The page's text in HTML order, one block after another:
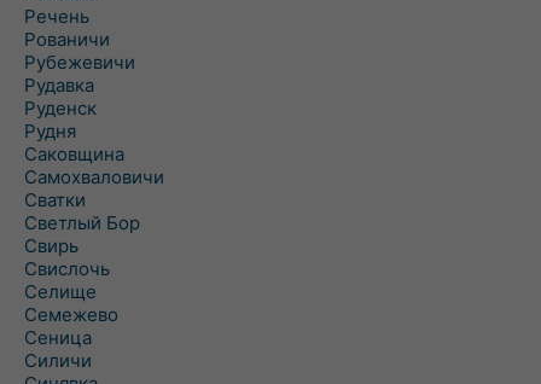
Речень
Рованичи
Рубежевичи
Рудавка
Руденск
Рудня
Саковщина
Самохваловичи
Сватки
Светлый Бор
Свирь
Свислочь
Селище
Семежево
Сеница
Силичи